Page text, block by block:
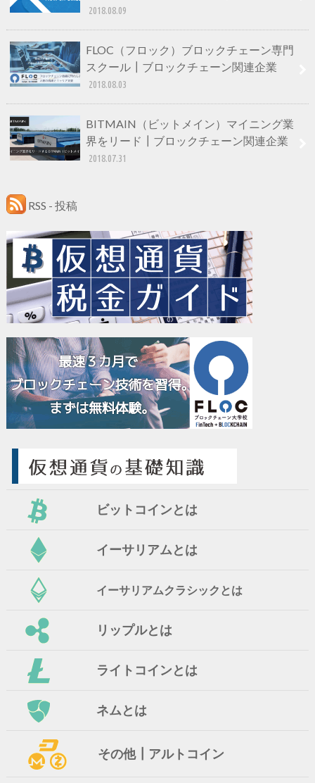
2018.08.09
FLOC（フロック）ブロックチェーン専門
スクール┃ブロックチェーン関連企業
2018.08.03
BITMAIN（ビットメイン）マイニング業
界をリード┃ブロックチェーン関連企業
2018.07.31
RSS - 投稿
ビットコインとは
イーサリアムとは
イーサリアムクラシックとは
リップルとは
ライトコインとは
ネムとは
その他┃アルトコイン